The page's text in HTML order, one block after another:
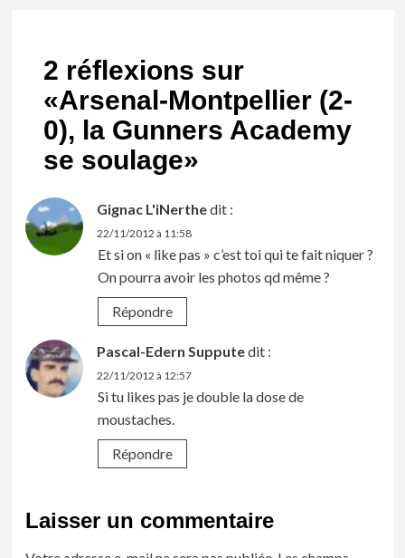
2 réflexions sur
«Arsenal-Montpellier (2-
0), la Gunners Academy
se soulage»
Gignac L'iNerthedit :
22/11/2012 à 11:58
Et si on « like pas » c’est toi qui te fait niquer ?
On pourra avoir les photos qd même ?
Répondre
Pascal-Edern Supputedit :
22/11/2012 à 12:57
Si tu likes pas je double la dose de
moustaches.
Répondre
Laisser un commentaire